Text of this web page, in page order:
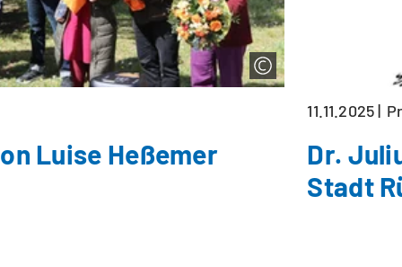
Luise Heßemer
11.11.2025
Dr.
Stadt